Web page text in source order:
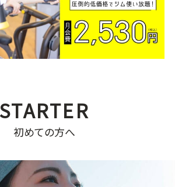
初めての方へ